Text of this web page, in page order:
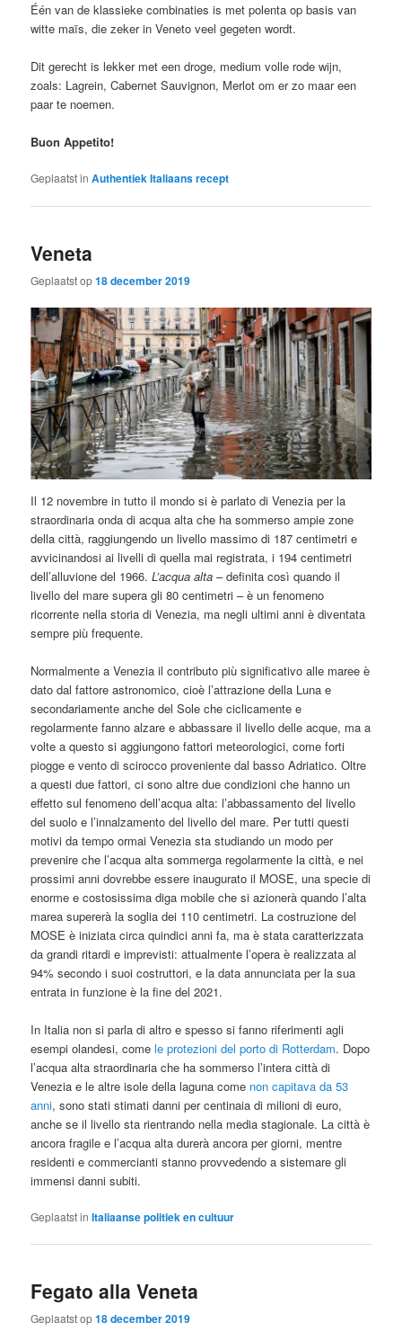
Één van de klassieke combinaties is met polenta op basis van
witte maïs, die zeker in Veneto veel gegeten wordt.
Dit gerecht is lekker met een droge, medium volle rode wijn,
zoals: Lagrein, Cabernet Sauvignon, Merlot om er zo maar een
paar te noemen.
Buon Appetito!
Geplaatst in Authentiek Italiaans recept
Veneta
Geplaatst op18 december 2019
Il 12 novembre in tutto il mondo si è parlato di Venezia per la
straordinaria onda di acqua alta che ha sommerso ampie zone
della città, raggiungendo un livello massimo di 187 centimetri e
avvicinandosi ai livelli di quella mai registrata, i 194 centimetri
dell’alluvione del 1966.L’acqua alta– definita così quando il
livello del mare supera gli 80 centimetri – è un fenomeno
ricorrente nella storia di Venezia, ma negli ultimi anni è diventata
sempre più frequente.
Normalmente a Venezia il contributo più significativo alle maree è
dato dal fattore astronomico, cioè l’attrazione della Luna e
secondariamente anche del Sole che ciclicamente e
regolarmente fanno alzare e abbassare il livello delle acque, ma a
volte a questo si aggiungono fattori meteorologici, come forti
piogge e vento di scirocco proveniente dal basso Adriatico. Oltre
a questi due fattori, ci sono altre due condizioni che hanno un
effetto sul fenomeno dell’acqua alta: l’abbassamento del livello
del suolo e l’innalzamento del livello del mare. Per tutti questi
motivi da tempo ormai Venezia sta studiando un modo per
prevenire che l’acqua alta sommerga regolarmente la città, e nei
prossimi anni dovrebbe essere inaugurato il MOSE, una specie di
enorme e costosissima diga mobile che si azionerà quando l’alta
marea supererà la soglia dei 110 centimetri. La costruzione del
MOSE è iniziata circa quindici anni fa, ma è stata caratterizzata
da grandi ritardi e imprevisti: attualmente l’opera è realizzata al
94% secondo i suoi costruttori, e la data annunciata per la sua
entrata in funzione è la fine del 2021.
In Italia non si parla di altro e spesso si fanno riferimenti agli
esempi olandesi, comele protezioni del porto di Rotterdam. Dopo
l’acqua alta straordinaria che ha sommerso l’intera città di
Venezia e le altre isole della laguna come non capitava da 53
anni, sono stati stimati danni per centinaia di milioni di euro,
anche se il livello sta rientrando nella media stagionale. La città è
ancora fragile e l’acqua alta durerà ancora per giorni, mentre
residenti e commercianti stanno provvedendo a sistemare gli
immensi danni subiti.
Geplaatst in Italiaanse politiek en cultuur
Fegato alla Veneta
Geplaatst op18 december 2019